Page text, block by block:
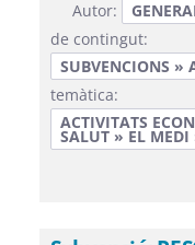
Autor:
de contingut:
SUBVENCIONS »
temàtica:
ACTIVITATS
SALUT » EL